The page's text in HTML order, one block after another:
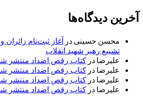
آخرین دیدگاه‌ها
محسن حسینی در آغاز ثبت‌نام زائران
تشییع رهبر شهید انقلاب
علیرضا در کتاب رقص اضداد منتشر
علیرضا در کتاب رقص اضداد منتشر
علیرضا در کتاب رقص اضداد منتشر
علیرضا در کتاب رقص اضداد منتشر